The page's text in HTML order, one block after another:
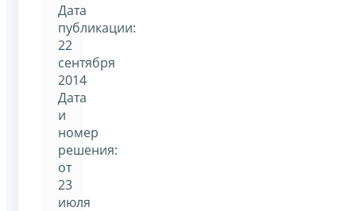
Дата
публикации:
22
сентября
2014
Дата
и
номер
решения:
от
23
июля